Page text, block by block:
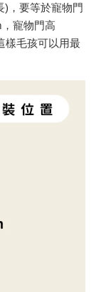
)，要等於寵物門
寵物門高
樣毛孩可以用最